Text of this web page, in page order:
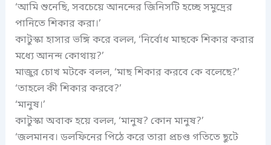
‘আমি শুনেছি, সবচেয়ে আনন্দের জিনিসটি হচ্ছে সমুদ্রের
পানিতে শিকার করা।’
কাটুস্কা হাসার ভঙ্গি করে বলল, ‘নির্বোধ মাছকে শিকার করার
মধ্যে আনন্দ কোথায়?’
মাজুর চোখ মটকে বলল, ‘মাছ শিকার করবে কে বলেছে?’
‘তাহলে কী শিকার করবে?’
‘মানুষ।’
কাটুস্কা অবাক হয়ে বলল, ‘মানুষ? কোন মানুষ?’
‘জলমানব। ডলফিনের পিঠে করে তারা প্রচণ্ড গতিতে ছুটে